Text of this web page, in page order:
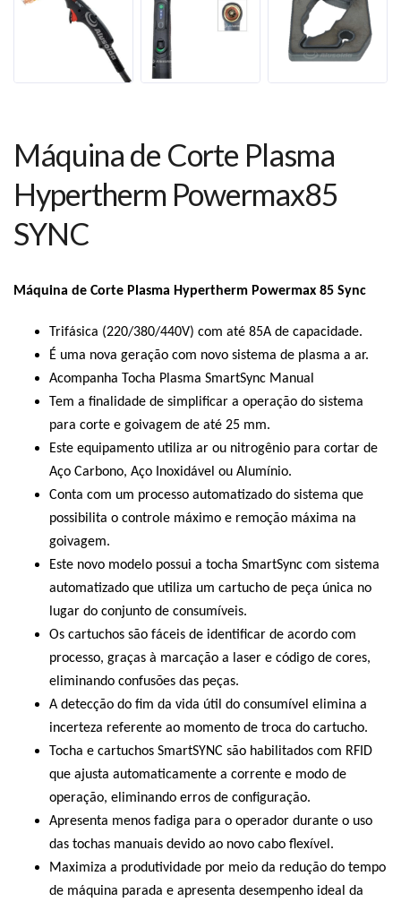
Máquina de Corte Plasma
Hypertherm Powermax85
SYNC
Máquina de Corte Plasma Hypertherm Powermax 85 Sync
Trifásica (220/380/440V) com até 85A de capacidade.
É uma nova geração com novo sistema de plasma a ar.
Acompanha Tocha Plasma SmartSync Manual
Tem a finalidade de simplificar a operação do sistema
para corte e goivagem de até 25 mm.
Este equipamento utiliza ar ou nitrogênio para cortar de
Aço Carbono, Aço Inoxidável ou Alumínio.
Conta com um processo automatizado do sistema que
possibilita o controle máximo e remoção máxima na
goivagem.
Este novo modelo possui a tocha SmartSync com sistema
automatizado que utiliza um cartucho de peça única no
lugar do conjunto de consumíveis.
Os cartuchos são fáceis de identificar de acordo com
processo, graças à marcação a laser e código de cores,
eliminando confusões das peças.
A detecção do fim da vida útil do consumível elimina a
incerteza referente ao momento de troca do cartucho.
Tocha e cartuchos SmartSYNC são habilitados com RFID
que ajusta automaticamente a corrente e modo de
operação, eliminando erros de configuração.
Apresenta menos fadiga para o operador durante o uso
das tochas manuais devido ao novo cabo flexível.
Maximiza a produtividade por meio da redução do tempo
de máquina parada e apresenta desempenho ideal da